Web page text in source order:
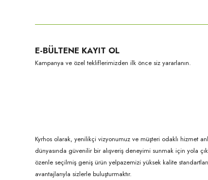
Ürün açıklamasında eksik bilgiler bulunuyor.
Ürün bilgilerinde hatalar bulunuyor.
E-BÜLTENE KAYIT OL
Kampanya ve özel tekliflerimizden ilk önce siz yararlanın.
Kyrhos olarak, yenilikçi vizyonumuz ve müşteri odaklı hizmet
dünyasında güvenilir bir alışveriş deneyimi sunmak için yola
özenle seçilmiş geniş ürün yelpazemizi yüksek kalite
avantajlarıyla sizlerle buluşturmaktır.